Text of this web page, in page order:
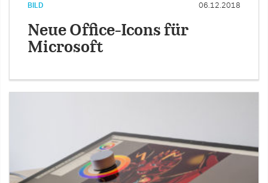
BILD 06.12.2018
Neue Office-Icons für
Microsoft